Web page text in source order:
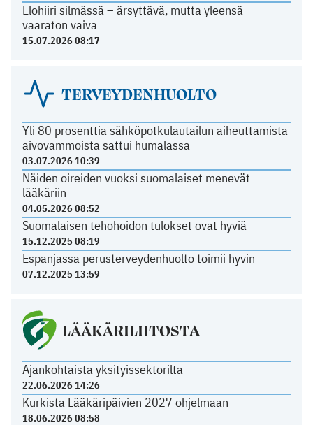
Elohiiri silmässä – ärsyttävä, mutta yleensä
vaaraton vaiva
15.07.2026 08:17
TERVEYDENHUOLTO
Yli 80 prosenttia sähköpotkulautailun aiheuttamista
aivovammoista sattui humalassa
03.07.2026 10:39
Näiden oireiden vuoksi suomalaiset menevät
lääkäriin
04.05.2026 08:52
Suomalaisen tehohoidon tulokset ovat hyviä
15.12.2025 08:19
Espanjassa perusterveydenhuolto toimii hyvin
07.12.2025 13:59
LÄÄKÄRILIITOSTA
Ajankohtaista yksityissektorilta
22.06.2026 14:26
Kurkista Lääkäripäivien 2027 ohjelmaan
18.06.2026 08:58